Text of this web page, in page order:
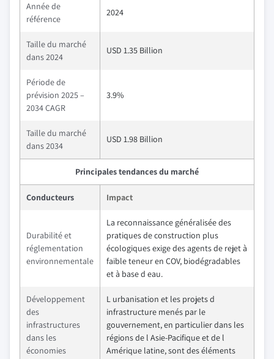
Année de
référence
2024
Taille du marché
dans 2024
USD 1.35 Billion
Période de
prévision 2025 –
2034 CAGR
3.9%
Taille du marché
dans 2034
USD 1.98 Billion
Principales tendances du marché
Conducteurs Impact
Durabilité et
réglementation
environnementale
La reconnaissance généralisée des
pratiques de construction plus
écologiques exige des agents de rejet à
faible teneur en COV, biodégradables
et à base d eau.
Développement
des
infrastructures
dans les
économies
L urbanisation et les projets d
infrastructure menés par le
gouvernement, en particulier dans les
régions de l Asie-Pacifique et de l
Amérique latine, sont des éléments